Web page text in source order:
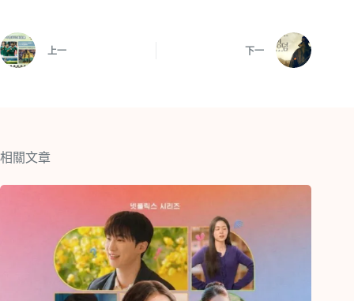
上一 下一
相關文章